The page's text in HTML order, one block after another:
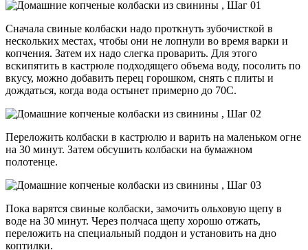
Сначала свиные колбаски надо проткнуть зубочисткой в
нескольких местах, чтобы они не лопнули во время варки и
копчения. Затем их надо слегка проварить. Для этого
вскипятить в кастрюле подходящего объема воду, посолить по
вкусу, можно добавить перец горошком, снять с плиты и
дождаться, когда вода остынет примерно до 70С.
Переложить колбаски в кастрюлю и варить на маленьком огне
на 30 минут. Затем обсушить колбаски на бумажном
полотенце.
Пока варятся свиные колбаски, замочить ольховую щепу в
воде на 30 минут. Через полчаса щепу хорошо отжать,
переложить на специальный поддон и установить на дно
коптилки.